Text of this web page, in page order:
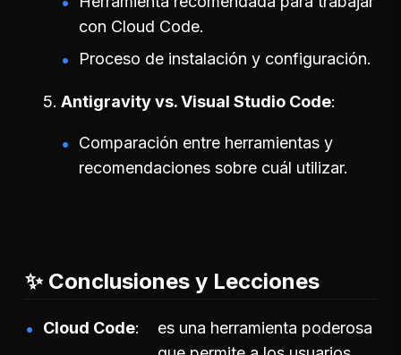
con Cloud Code.
Proceso de instalación y configuración.
Antigravity vs. Visual Studio Code
Comparación entre herramientas y
recomendaciones sobre cuál utilizar.
✨ Conclusiones y Lecciones
Cloud Code
es una herramienta poderosa